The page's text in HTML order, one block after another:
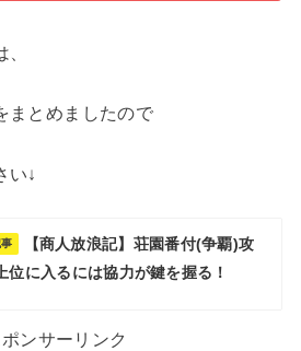
まとめましたので
い↓
【商人放浪記】荘園番付(争覇)攻
位に入るには協力が鍵を握る！
ポンサーリンク